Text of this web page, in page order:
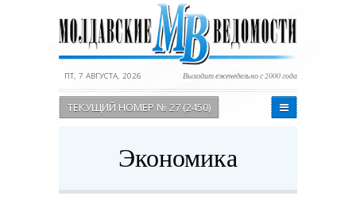
ПТ, 7 АВГУСТА, 2026 Выходит еженедельно с 2000 года
ТЕКУЩИЙ НОМЕР № 27 (2450)
Экономика